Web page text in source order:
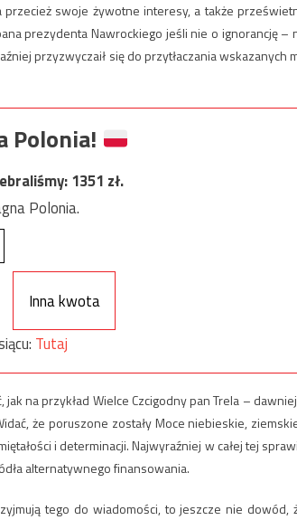
swoje żywotne interesy, a także
prezydenta Nawrockiego jeśli nie o ignorancję –
przyzwyczaił się do przytłaczania wskazanych
Polonia!
1351 zł.
Polonia.
Inna kwota
Tutaj
na przykład Wielce Czcigodny pan Trela –
że poruszone zostały Moce niebieskie,
i determinacji. Najwyraźniej w całej tej
alternatywnego finansowania.
tego do wiadomości, to jeszcze nie dowód,